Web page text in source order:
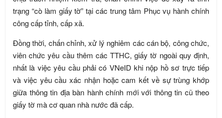
trạng “cò làm giấy tờ” tại các trung tâm Phục vụ hành chính
công cấp tỉnh, cấp xã.
Đồng thời, chấn chỉnh, xử lý nghiêm các cán bộ, công chức,
viên chức yêu cầu thêm các TTHC, giấy tờ ngoài quy định,
nhất là việc yêu cầu phải có VNeID khi nộp hồ sơ trực tiếp
và việc yêu cầu xác nhận hoặc cam kết về sự trùng khớp
giữa thông tin địa bàn hành chính mới với thông tin cũ theo
giấy tờ mà cơ quan nhà nước đã cấp.